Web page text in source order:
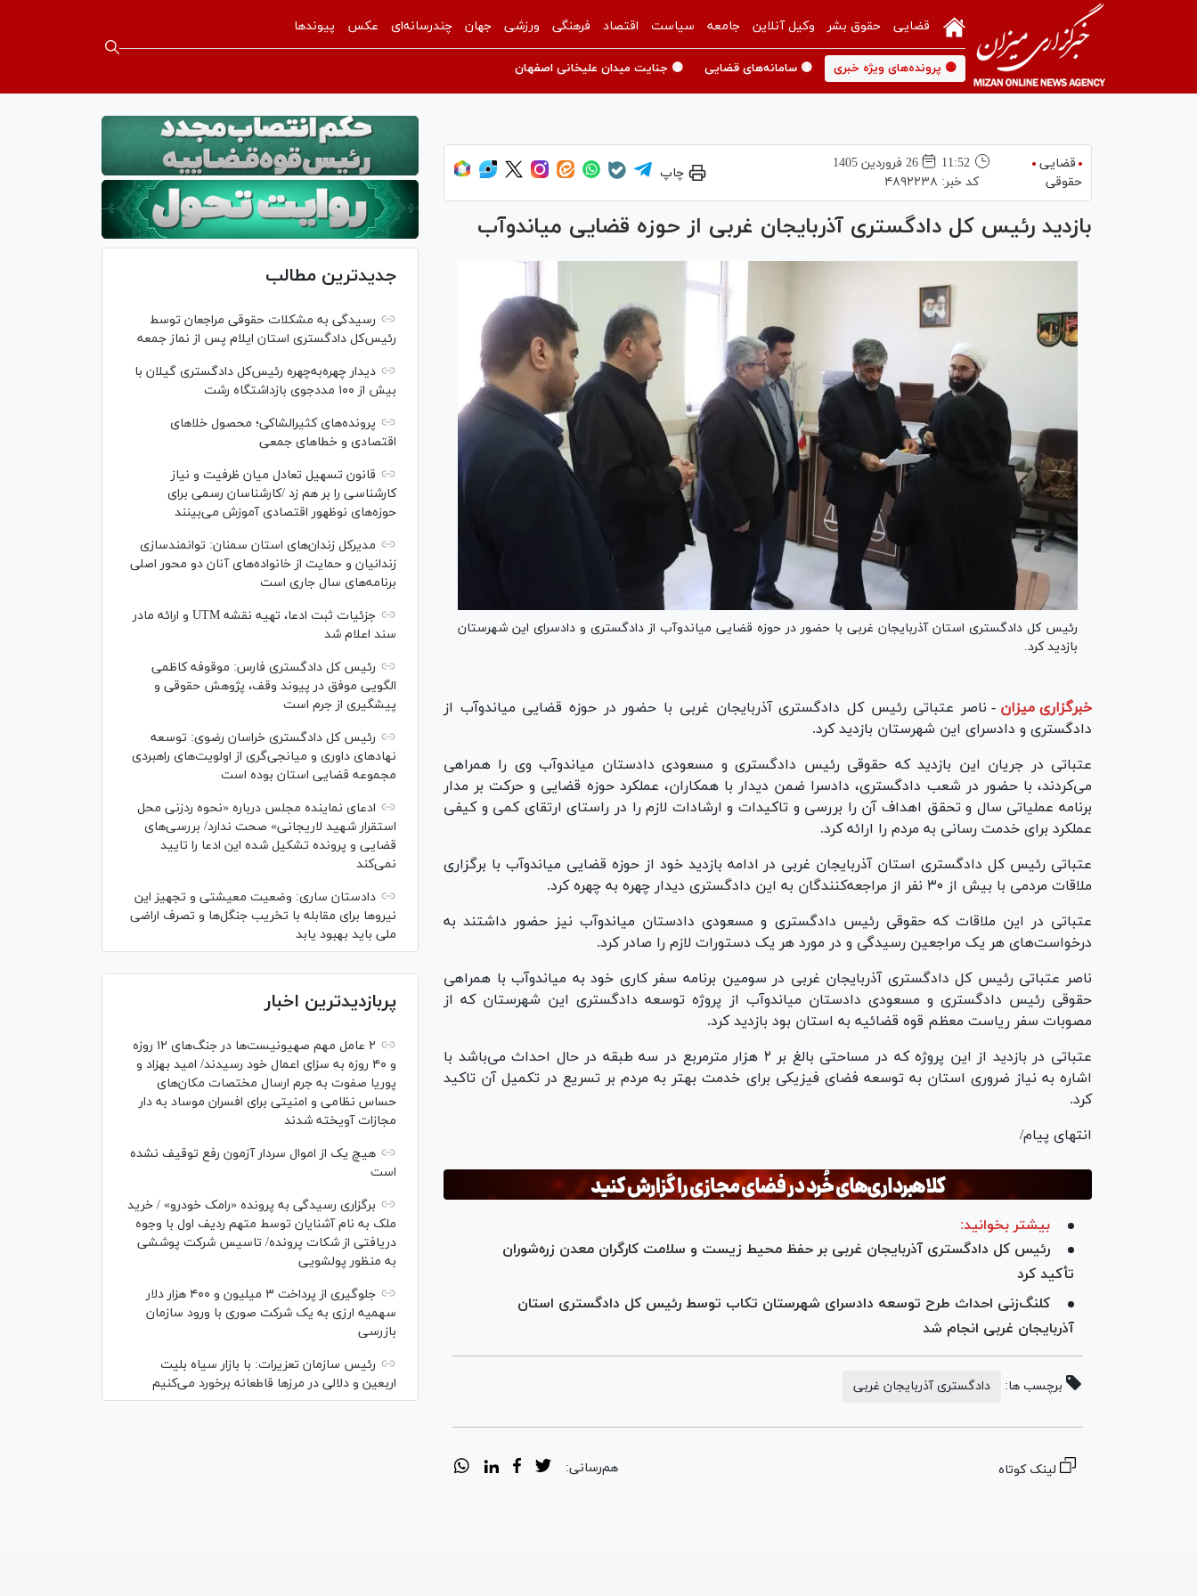
قضایی حقوق بشر وکیل آنلاین جامعه سیاست اقتصاد فرهنگی ورزشی جهان چندرسانه‌ای عکس پیوندها
🟡 پرونده‌های ویژه خبری 🟡 سامانه‌های قضایی 🟡 جنایت میدان علیخانی اصفهان
قضایی
حقوقی
11:52
26 فروردين 1405
کد خبر: ۴۸۹۲۲۳۸
چاپ
بازدید رئیس کل دادگستری آذربایجان غربی از حوزه قضایی میاندوآب
رئیس کل دادگستری استان آذربایجان غربی با حضور در حوزه قضایی میاندوآب از دادگستری و دادسرای این شهرستان
بازدید کرد.
خبرگزاری میزان - ناصر عتباتی رئیس کل دادگستری آذربایجان غربی با حضور در حوزه قضایی میاندوآب از
دادگستری و دادسرای این شهرستان بازدید کرد.
عتباتی در جریان این بازدید که حقوقی رئیس دادگستری و مسعودی دادستان میاندوآب وی را همراهی
می‌کردند، با حضور در شعب دادگستری، دادسرا ضمن دیدار با همکاران، عملکرد حوزه قضایی و حرکت بر مدار
برنامه عملیاتی سال و تحقق اهداف آن را بررسی و تاکیدات و ارشادات لازم را در راستای ارتقای کمی و کیفی
عملکرد برای خدمت رسانی به مردم را ارائه کرد.
عتباتی رئیس کل دادگستری استان آذربایجان غربی در ادامه بازدید خود از حوزه قضایی میاندوآب با برگزاری
ملاقات مردمی با بیش از ۳۰ نفر از مراجعه‌کنندگان به این دادگستری دیدار چهره به چهره کرد.
عتباتی در این ملاقات که حقوقی رئیس دادگستری و مسعودی دادستان میاندوآب نیز حضور داشتند به
درخواست‌های هر یک مراجعین رسیدگی و در مورد هر یک دستورات لازم را صادر کرد.
ناصر عتباتی رئیس کل دادگستری آذربایجان غربی در سومین برنامه سفر کاری خود به میاندوآب با همراهی
حقوقی رئیس دادگستری و مسعودی دادستان میاندوآب از پروژه توسعه دادگستری این شهرستان که از
مصوبات سفر ریاست معظم قوه قضائیه به استان بود بازدید کرد.
عتباتی در بازدید از این پروژه که در مساحتی بالغ بر ۲ هزار مترمربع در سه طبقه در حال احداث می‌باشد با
اشاره به نیاز ضروری استان به توسعه فضای فیزیکی برای خدمت بهتر به مردم بر تسریع در تکمیل آن تاکید
کرد.
انتهای پیام/
بیشتر بخوانید:
رئیس کل دادگستری آذربایجان غربی بر حفظ محیط زیست و سلامت کارگران معدن زره‌شوران
تأکید کرد
کلنگ‌زنی احداث طرح توسعه دادسرای شهرستان تکاب توسط رئیس کل دادگستری استان
آذربایجان غربی انجام شد
برچسب ها: دادگستری آذربایجان غربی
لینک کوتاه هم‌رسانی:
جدیدترین مطالب
رسیدگی به مشکلات حقوقی مراجعان توسط
رئیس‌کل دادگستری استان ایلام پس از نماز جمعه
دیدار چهره‌به‌چهره رئیس‌کل دادگستری گیلان با
بیش از ۱۰۰ مددجوی بازداشتگاه رشت
پرونده‌های کثیرالشاکی؛ محصول خلا‌های
اقتصادی و خطا‌های جمعی
قانون تسهیل تعادل میان ظرفیت و نیاز
کارشناسی را بر هم زد /کارشناسان رسمی برای
حوزه‌های نوظهور اقتصادی آموزش می‌بینند
مدیرکل زندان‌های استان سمنان: توانمندسازی
زندانیان و حمایت از خانواده‌های آنان دو محور اصلی
برنامه‌های سال جاری است
جزئیات ثبت ادعا، تهیه نقشه UTM و ارائه مادر
سند اعلام شد
رئیس کل دادگستری فارس: موقوفه کاظمی
الگویی موفق در پیوند وقف، پژوهش حقوقی و
پیشگیری از جرم است
رئیس کل دادگستری خراسان رضوی: توسعه
نهاد‌های داوری و میانجی‌گری از اولویت‌های راهبردی
مجموعه قضایی استان بوده است
ادعای نماینده مجلس درباره «نحوه ردزنی محل
استقرار شهید لاریجانی» صحت ندارد/ بررسی‌های
قضایی و پرونده تشکیل شده این ادعا را تایید
نمی‌کند
دادستان ساری: وضعیت معیشتی و تجهیز این
نیرو‌ها برای مقابله با تخریب جنگل‌ها و تصرف اراضی
ملی باید بهبود یابد
پربازدیدترین اخبار
۲ عامل مهم صهیونیست‌ها در جنگ‌های ۱۲ روزه
و ۴۰ روزه به سزای اعمال خود رسیدند/ امید بهزاد و
پوریا صفوت به جرم ارسال مختصات مکان‌های
حساس نظامی و امنیتی برای افسران موساد به دار
مجازات آویخته شدند
هیچ یک از اموال سردار آزمون رفع توقیف نشده
است
برگزاری رسیدگی به پرونده «رامک خودرو» / خرید
ملک به نام آشنایان توسط متهم ردیف اول با وجوه
دریافتی از شکات پرونده/ تاسیس شرکت پوششی
به منظور پولشویی
جلوگیری از پرداخت ۳ میلیون و ۴۰۰ هزار دلار
سهمیه ارزی به یک شرکت صوری با ورود سازمان
بازرسی
رئیس سازمان تعزیرات: با بازار سیاه بلیت
اربعین و دلالی در مرز‌ها قاطعانه برخورد می‌کنیم